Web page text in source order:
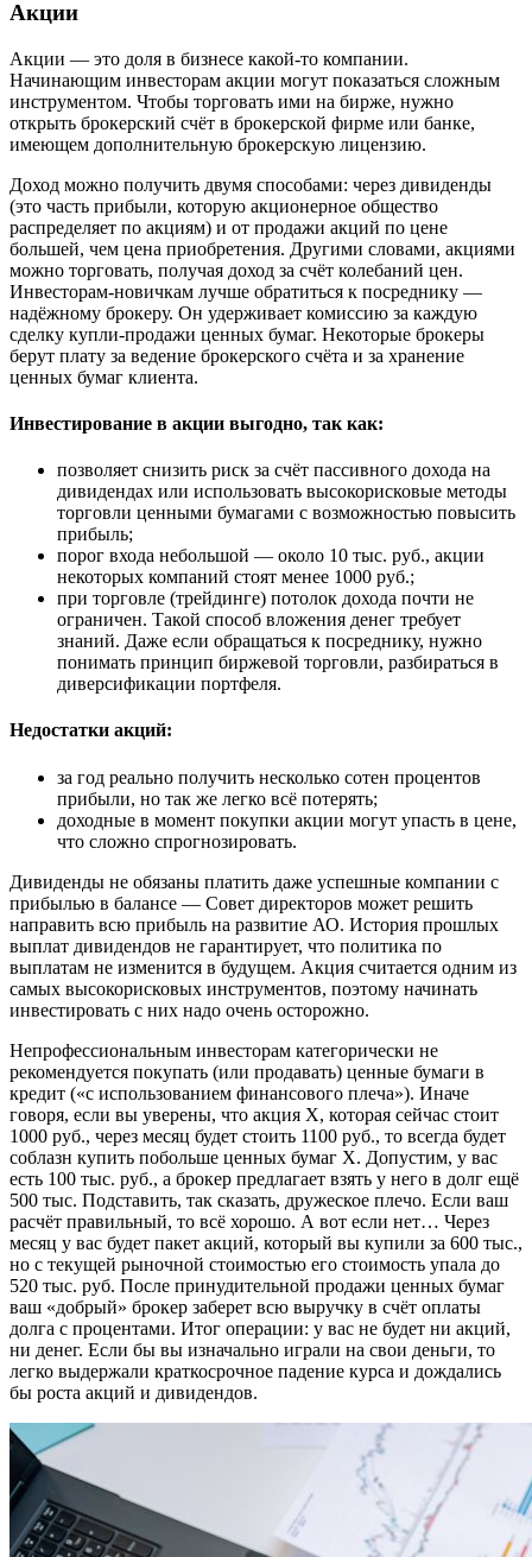
Акции
Акции — это доля в бизнесе какой-то компании.
Начинающим инвесторам акции могут показаться сложным
инструментом. Чтобы торговать ими на бирже, нужно
открыть брокерский счёт в брокерской фирме или банке,
имеющем дополнительную брокерскую лицензию.
Доход можно получить двумя способами: через дивиденды
(это часть прибыли, которую акционерное общество
распределяет по акциям) и от продажи акций по цене
большей, чем цена приобретения. Другими словами, акциями
можно торговать, получая доход за счёт колебаний цен.
Инвесторам-новичкам лучше обратиться к посреднику —
надёжному брокеру. Он удерживает комиссию за каждую
сделку купли-продажи ценных бумаг. Некоторые брокеры
берут плату за ведение брокерского счёта и за хранение
ценных бумаг клиента.
Инвестирование в акции выгодно, так как:
позволяет снизить риск за счёт пассивного дохода на
дивидендах или использовать высокорисковые методы
торговли ценными бумагами с возможностью повысить
прибыль;
порог входа небольшой — около 10 тыс. руб., акции
некоторых компаний стоят менее 1000 руб.;
при торговле (трейдинге) потолок дохода почти не
ограничен. Такой способ вложения денег требует
знаний. Даже если обращаться к посреднику, нужно
понимать принцип биржевой торговли, разбираться в
диверсификации портфеля.
Недостатки акций:
за год реально получить несколько сотен процентов
прибыли, но так же легко всё потерять;
доходные в момент покупки акции могут упасть в цене,
что сложно спрогнозировать.
Дивиденды не обязаны платить даже успешные компании с
прибылью в балансе — Совет директоров может решить
направить всю прибыль на развитие АО. История прошлых
выплат дивидендов не гарантирует, что политика по
выплатам не изменится в будущем. Акция считается одним из
самых высокорисковых инструментов, поэтому начинать
инвестировать с них надо очень осторожно.
Непрофессиональным инвесторам категорически не
рекомендуется покупать (или продавать) ценные бумаги в
кредит («с использованием финансового плеча»). Иначе
говоря, если вы уверены, что акция Х, которая сейчас стоит
1000 руб., через месяц будет стоить 1100 руб., то всегда будет
соблазн купить побольше ценных бумаг Х. Допустим, у вас
есть 100 тыс. руб., а брокер предлагает взять у него в долг ещё
500 тыс. Подставить, так сказать, дружеское плечо. Если ваш
расчёт правильный, то всё хорошо. А вот если нет… Через
месяц у вас будет пакет акций, который вы купили за 600 тыс.,
но с текущей рыночной стоимостью его стоимость упала до
520 тыс. руб. После принудительной продажи ценных бумаг
ваш «добрый» брокер заберет всю выручку в счёт оплаты
долга с процентами. Итог операции: у вас не будет ни акций,
ни денег. Если бы вы изначально играли на свои деньги, то
легко выдержали краткосрочное падение курса и дождались
бы роста акций и дивидендов.